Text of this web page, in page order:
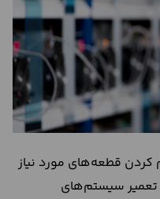
قطعه‌های مورد نیاز
تعمیر سیستم‌های